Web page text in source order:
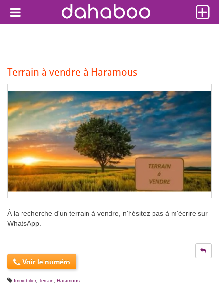
Terrain à vendre à Haramous
À la recherche d'un terrain à vendre, n'hésitez pas à m'écrire sur
WhatsApp.
Voir le numéro
Immobilier, Terrain Haramous